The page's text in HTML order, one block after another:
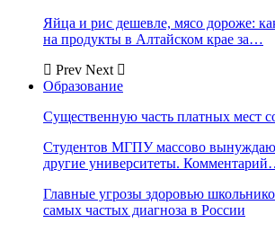
Яйца и рис дешевле, мясо дороже:
на продукты в Алтайском крае за…
Prev Next
Образование
Существенную часть платных мест
Студентов МГПУ массово
другие университеты.
Главные угрозы здоровью
самых частых диагноза в России